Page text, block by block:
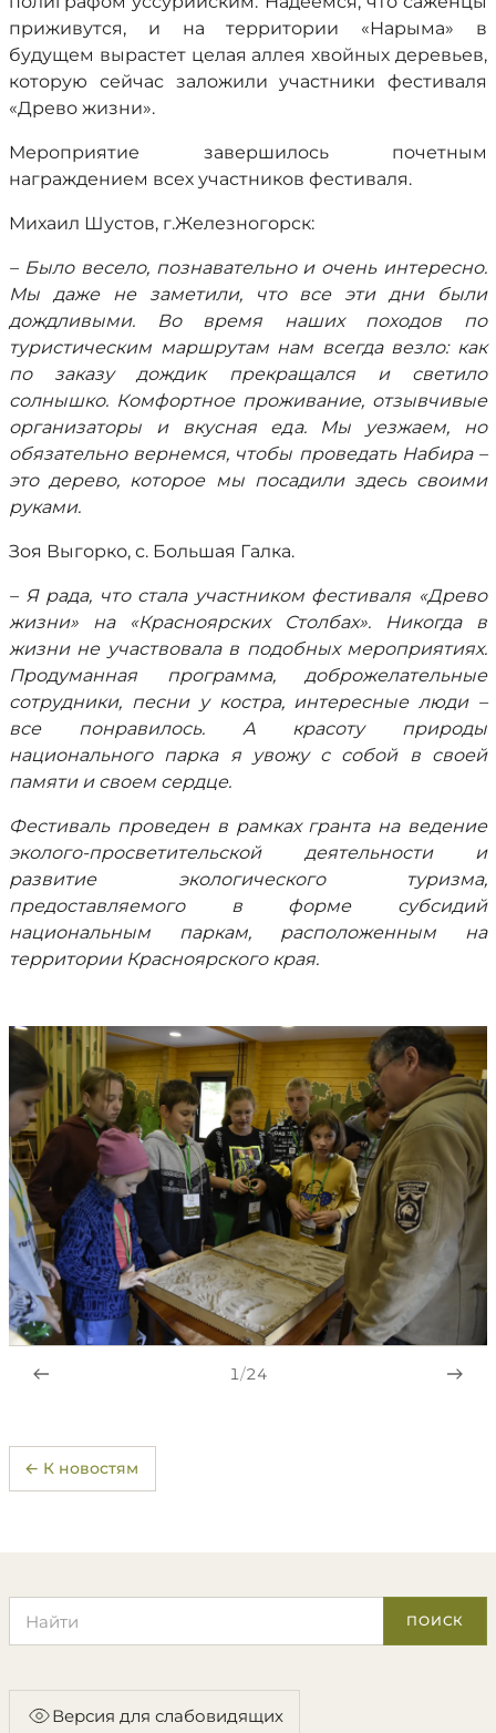
приживутся, и на территории «Нарыма» в
будущем вырастет целая аллея хвойных деревьев,
которую сейчас заложили участники фестиваля
«Древо жизни».
Мероприятие завершилось почетным
награждением всех участников фестиваля.
Михаил Шустов, г.Железногорск:
– Было весело, познавательно и очень интересно.
Мы даже не заметили, что все эти дни были
дождливыми. Во время наших походов по
туристическим маршрутам нам всегда везло: как
по заказу дождик прекращался и светило
солнышко. Комфортное проживание, отзывчивые
организаторы и вкусная еда. Мы уезжаем, но
обязательно вернемся, чтобы проведать Набира –
это дерево, которое мы посадили здесь своими
руками.
Зоя Выгорко, с. Большая Галка.
– Я рада, что стала участником фестиваля «Древо
жизни» на «Красноярских Столбах». Никогда в
жизни не участвовала в подобных мероприятиях.
Продуманная программа, доброжелательные
сотрудники, песни у костра, интересные люди –
все понравилось. А красоту природы
национального парка я увожу с собой в своей
памяти и своем сердце.
Фестиваль проведен в рамках гранта на ведение
эколого-просветительской деятельности и
развитие экологического туризма,
предоставляемого в форме субсидий
национальным паркам, расположенным на
территории Красноярского края.
1/24
← К новостям
ПОИСК
Версия для слабовидящих